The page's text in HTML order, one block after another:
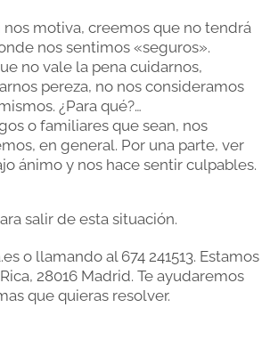
motiva, creemos que no tendrá
nos sentimos «seguros».
no vale la pena cuidarnos,
pereza, no nos consideramos
¿Para qué?…
o familiares que sean, nos
en general. Por una parte, ver
ánimo y nos hace sentir culpables.
salir de esta situación.
o llamando al 674 241513. Estamos
28016 Madrid. Te ayudaremos
que quieras resolver.